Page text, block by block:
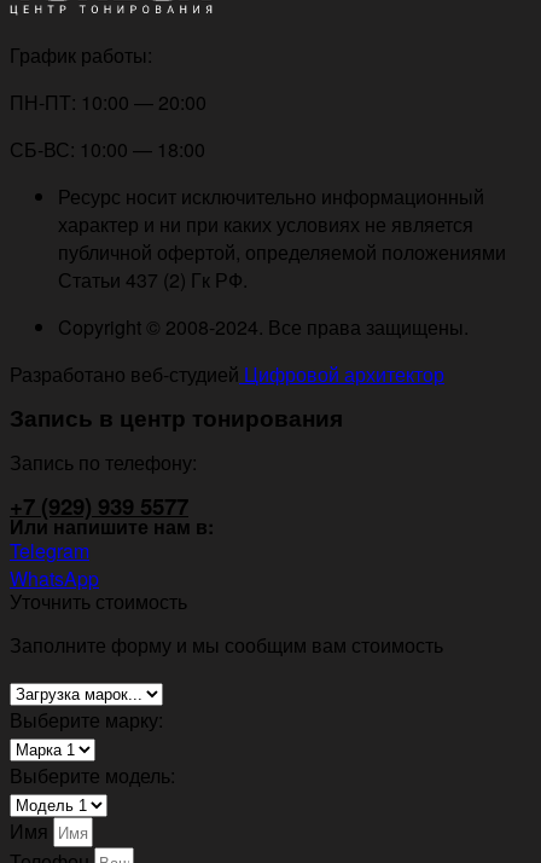
График работы:
ПН-ПТ: 10:00 — 20:00
СБ-ВС: 10:00 — 18:00
Ресурс носит исключительно информационный
характер и ни при каких условиях не является
публичной офертой, определяемой положениями
Статьи 437 (2) Гк РФ.
Copyright © 2008-2024. Все права защищены.
Разработано веб-студией Цифровой архитектор
Запись в центр тонирования
Запись по телефону:
+7 (929) 939 5577
Или напишите нам в:
Telegram
WhatsApp
Уточнить стоимость
Заполните форму и мы сообщим вам стоимость
Выберите марку:
Выберите модель:
Имя